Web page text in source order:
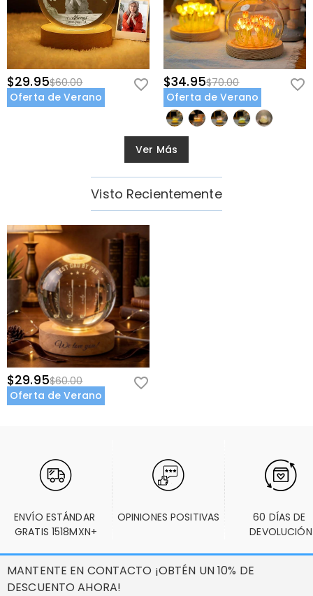
$29.95$60.00
Oferta de Verano
$34.95$70.00
Oferta de Verano
Ver Más
Visto Recientemente
$29.95$60.00
Oferta de Verano
ENVÍO ESTÁNDAR
GRATIS 1518MXN+
OPINIONES POSITIVAS
60 DÍAS DE
DEVOLUCIÓN
MANTENTE EN CONTACTO ¡OBTÉN UN 10% DE
DESCUENTO AHORA!